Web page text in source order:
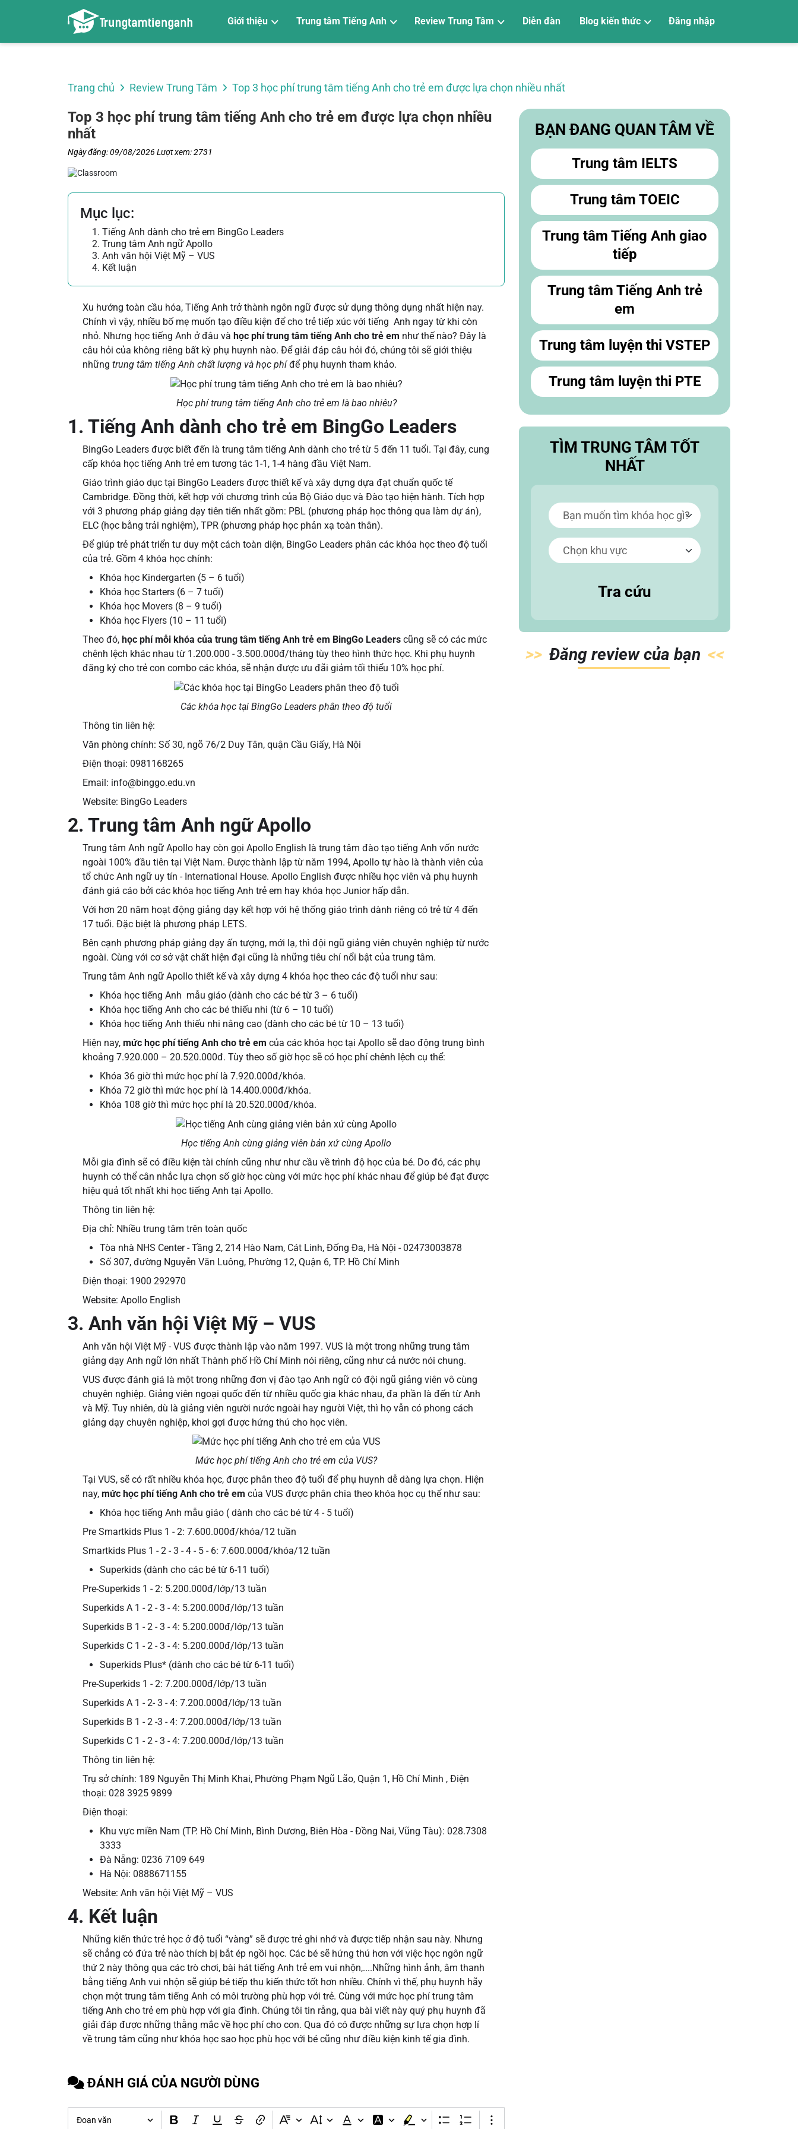
Giới thiệu Trung tâm Tiếng Anh Review Trung Tâm Diễn đàn Blog kiến thức Đăng nhập
Trang chủ Review Trung Tâm Top 3 học phí trung tâm tiếng Anh cho trẻ em được lựa chọn nhiều nhất
Top 3 học phí trung tâm tiếng Anh cho trẻ em được lựa chọn nhiều
nhất
Ngày đăng: 09/08/2026 Lượt xem: 2731
Mục lục:
1. Tiếng Anh dành cho trẻ em BingGo Leaders
2. Trung tâm Anh ngữ Apollo
3. Anh văn hội Việt Mỹ – VUS
4. Kết luận
Xu hướng toàn cầu hóa, Tiếng Anh trở thành ngôn ngữ được sử dụng thông dụng nhất hiện nay.
Chính vì vậy, nhiều bố mẹ muốn tạo điều kiện để cho trẻ tiếp xúc với tiếng Anh ngay từ khi còn
nhỏ. Nhưng học tiếng Anh ở đâu và học phí trung tâm tiếng Anh cho trẻ em như thế nào? Đây là
câu hỏi của không riêng bất kỳ phụ huynh nào. Để giải đáp câu hỏi đó, chúng tôi sẽ giới thiệu
những trung tâm tiếng Anh chất lượng và học phíđể phụ huynh tham khảo.
Học phí trung tâm tiếng Anh cho trẻ em là bao nhiêu?
1. Tiếng Anh dành cho trẻ em BingGo Leaders
BingGo Leaders được biết đến là trung tâm tiếng Anh dành cho trẻ từ 5 đến 11 tuổi. Tại đây, cung
cấp khóa học tiếng Anh trẻ em tương tác 1-1, 1-4 hàng đầu Việt Nam.
Giáo trình giáo dục tại BingGo Leaders được thiết kế và xây dựng dựa đạt chuẩn quốc tế
Cambridge. Đồng thời, kết hợp với chương trình của Bộ Giáo dục và Đào tạo hiện hành. Tích hợp
với 3 phương pháp giảng dạy tiên tiến nhất gồm: PBL (phương pháp học thông qua làm dự án),
ELC (học bằng trải nghiệm), TPR (phương pháp học phản xạ toàn thân).
Để giúp trẻ phát triển tư duy một cách toàn diện, BingGo Leaders phân các khóa học theo độ tuổi
của trẻ. Gồm 4 khóa học chính:
Khóa học Kindergarten (5 – 6 tuổi)
Khóa học Starters (6 – 7 tuổi)
Khóa học Movers (8 – 9 tuổi)
Khóa học Flyers (10 – 11 tuổi)
Theo đó, học phí mỗi khóa của trung tâm tiếng Anh trẻ em BingGo Leaders cũng sẽ có các mức
chênh lệch khác nhau từ 1.200.000 - 3.500.000đ/tháng tùy theo hình thức học. Khi phụ huynh
đăng ký cho trẻ con combo các khóa, sẽ nhận được ưu đãi giảm tối thiểu 10% học phí.
Các khóa học tại BingGo Leaders phân theo độ tuổi
Thông tin liên hệ:
Văn phòng chính: Số 30, ngõ 76/2 Duy Tân, quận Cầu Giấy, Hà Nội
Điện thoại: 0981168265
Email: info@binggo.edu.vn
Website: BingGo Leaders
2. Trung tâm Anh ngữ Apollo
Trung tâm Anh ngữ Apollo hay còn gọi Apollo English là trung tâm đào tạo tiếng Anh vốn nước
ngoài 100% đầu tiên tại Việt Nam. Được thành lập từ năm 1994, Apollo tự hào là thành viên của
tổ chức Anh ngữ uy tín - International House. Apollo English được nhiều học viên và phụ huynh
đánh giá cáo bởi các khóa học tiếng Anh trẻ em hay khóa học Junior hấp dẫn.
Với hơn 20 năm hoạt động giảng dạy kết hợp với hệ thống giáo trình dành riêng có trẻ từ 4 đến
17 tuổi. Đặc biệt là phương pháp LETS.
Bên cạnh phương pháp giảng dạy ấn tượng, mới lạ, thì đội ngũ giảng viên chuyên nghiệp từ nước
ngoài. Cùng với cơ sở vật chất hiện đại cũng là những tiêu chí nổi bật của trung tâm.
Trung tâm Anh ngữ Apollo thiết kế và xây dựng 4 khóa học theo các độ tuổi như sau:
Khóa học tiếng Anh mẫu giáo (dành cho các bé từ 3 – 6 tuổi)
Khóa học tiếng Anh cho các bé thiếu nhi (từ 6 – 10 tuổi)
Khóa học tiếng Anh thiếu nhi nâng cao (dành cho các bé từ 10 – 13 tuổi)
Hiện nay, mức học phí tiếng Anh cho trẻ em của các khóa học tại Apollo sẽ dao động trung bình
khoảng 7.920.000 – 20.520.000đ. Tùy theo số giờ học sẽ có học phí chênh lệch cụ thể:
Khóa 36 giờ thì mức học phí là 7.920.000đ/khóa.
Khóa 72 giờ thì mức học phí là 14.400.000đ/khóa.
Khóa 108 giờ thì mức học phí là 20.520.000đ/khóa.
Học tiếng Anh cùng giảng viên bản xứ cùng Apollo
Mỗi gia đình sẽ có điều kiện tài chính cũng như như cầu về trình độ học của bé. Do đó, các phụ
huynh có thể cân nhắc lựa chọn số giờ học cùng với mức học phí khác nhau để giúp bé đạt được
hiệu quả tốt nhất khi học tiếng Anh tại Apollo.
Thông tin liên hệ:
Địa chỉ: Nhiều trung tâm trên toàn quốc
Tòa nhà NHS Center - Tầng 2, 214 Hào Nam, Cát Linh, Đống Đa, Hà Nội - 02473003878
Số 307, đường Nguyễn Văn Luông, Phường 12, Quận 6, TP. Hồ Chí Minh
Điện thoại: 1900 292970
Website: Apollo English
3. Anh văn hội Việt Mỹ – VUS
Anh văn hội Việt Mỹ - VUS được thành lập vào năm 1997. VUS là một trong những trung tâm
giảng dạy Anh ngữ lớn nhất Thành phố Hồ Chí Minh nói riêng, cũng như cả nước nói chung.
VUS được đánh giá là một trong những đơn vị đào tạo Anh ngữ có đội ngũ giảng viên vô cùng
chuyên nghiệp. Giảng viên ngoại quốc đến từ nhiều quốc gia khác nhau, đa phần là đến từ Anh
và Mỹ. Tuy nhiên, dù là giảng viên người nước ngoài hay người Việt, thì họ vẫn có phong cách
giảng dạy chuyên nghiệp, khơi gợi được hứng thú cho học viên.
Mức học phí tiếng Anh cho trẻ em của VUS?
Tại VUS, sẽ có rất nhiều khóa học, được phân theo độ tuổi để phụ huynh dễ dàng lựa chọn. Hiện
nay, mức học phí tiếng Anh cho trẻ em của VUS được phân chia theo khóa học cụ thể như sau:
Khóa học tiếng Anh mẫu giáo ( dành cho các bé từ 4 - 5 tuổi)
Pre Smartkids Plus 1 - 2: 7.600.000đ/khóa/12 tuần
Smartkids Plus 1 - 2 - 3 - 4 - 5 - 6: 7.600.000đ/khóa/12 tuần
Superkids (dành cho các bé từ 6-11 tuổi)
Pre-Superkids 1 - 2: 5.200.000đ/lớp/13 tuần
Superkids A 1 - 2 - 3 - 4: 5.200.000đ/lớp/13 tuần
Superkids B 1 - 2 - 3 - 4: 5.200.000đ/lớp/13 tuần
Superkids C 1 - 2 - 3 - 4: 5.200.000đ/lớp/13 tuần
Superkids Plus* (dành cho các bé từ 6-11 tuổi)
Pre-Superkids 1 - 2: 7.200.000đ/lớp/13 tuần
Superkids A 1 - 2- 3 - 4: 7.200.000đ/lớp/13 tuần
Superkids B 1 - 2 -3 - 4: 7.200.000đ/lớp/13 tuần
Superkids C 1 - 2 - 3 - 4: 7.200.000đ/lớp/13 tuần
Thông tin liên hệ:
Trụ sở chính: 189 Nguyễn Thị Minh Khai, Phường Phạm Ngũ Lão, Quận 1, Hồ Chí Minh , Điện
thoại: 028 3925 9899
Điện thoại:
Khu vực miền Nam (TP. Hồ Chí Minh, Bình Dương, Biên Hòa - Đồng Nai, Vũng Tàu): 028.7308
3333
Đà Nẵng: 0236 7109 649
Hà Nội: 0888671155
Website: Anh văn hội Việt Mỹ – VUS
4. Kết luận
Những kiến thức trẻ học ở độ tuổi “vàng” sẽ được trẻ ghi nhớ và được tiếp nhận sau này. Nhưng
sẽ chẳng có đứa trẻ nào thích bị bắt ép ngồi học. Các bé sẽ hứng thú hơn với việc học ngôn ngữ
thứ 2 này thông qua các trò chơi, bài hát tiếng Anh trẻ em vui nhộn,....Những hình ảnh, âm thanh
bằng tiếng Anh vui nhộn sẽ giúp bé tiếp thu kiến thức tốt hơn nhiều. Chính vì thế, phụ huynh hãy
chọn một trung tâm tiếng Anh có môi trường phù hợp với trẻ. Cùng với mức học phí trung tâm
tiếng Anh cho trẻ em phù hợp với gia đình. Chúng tôi tin rằng, qua bài viết này quý phụ huynh đã
giải đáp được những thằng mắc về học phí cho con. Qua đó có được những sự lựa chọn hợp lí
về trung tâm cũng như khóa học sao học phù học với bé cũng như điều kiện kinh tế gia đình.
ĐÁNH GIÁ CỦA NGƯỜI DÙNG
Đoạn văn
BẠN ĐANG QUAN TÂM VỀ
Trung tâm IELTS
Trung tâm TOEIC
Trung tâm Tiếng Anh giao
tiếp
Trung tâm Tiếng Anh trẻ
em
Trung tâm luyện thi VSTEP
Trung tâm luyện thi PTE
TÌM TRUNG TÂM TỐT
NHẤT
Tra cứu
Đăng review của bạn